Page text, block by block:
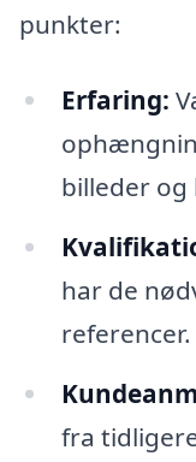
punkter:
Erfaring:
billeder
har de
referencer.
fra